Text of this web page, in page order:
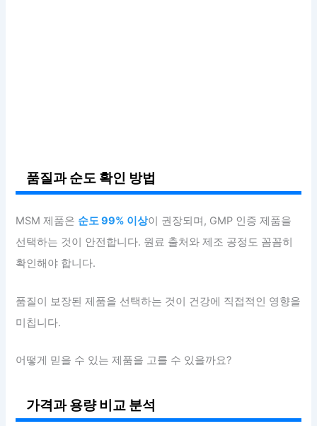
품질과 순도 확인 방법
MSM 제품은 순도 99% 이상이 권장되며, GMP 인증 제품을
선택하는 것이 안전합니다. 원료 출처와 제조 공정도 꼼꼼히
확인해야 합니다.
품질이 보장된 제품을 선택하는 것이 건강에 직접적인 영향을
미칩니다.
어떻게 믿을 수 있는 제품을 고를 수 있을까요?
가격과 용량 비교 분석